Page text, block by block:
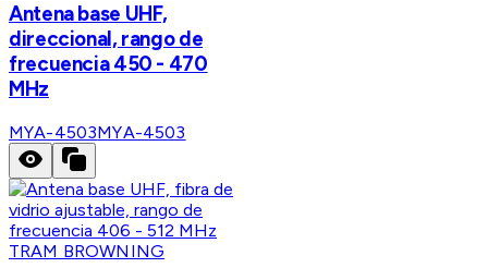
Antena base UHF,
direccional, rango de
frecuencia 450 - 470
MHz
MYA-4503MYA-4503
TRAM BROWNING